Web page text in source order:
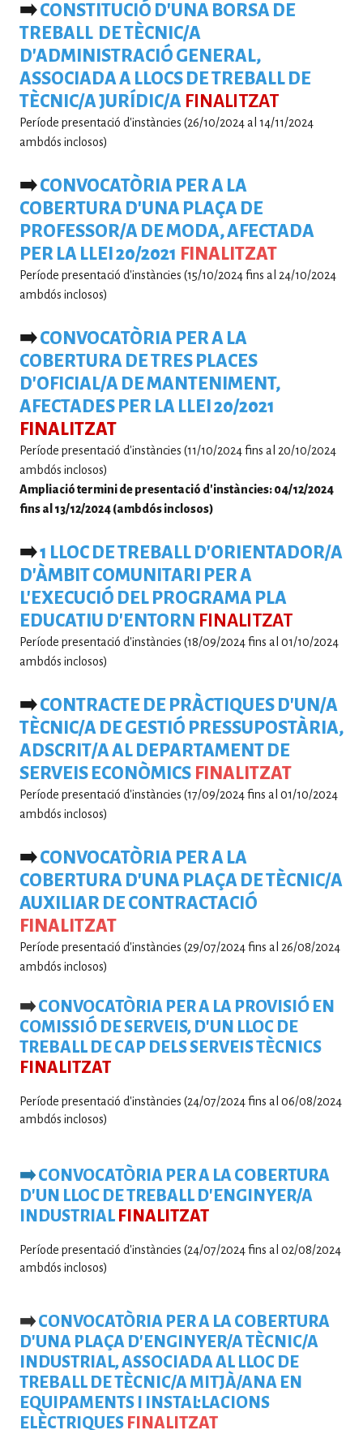
➡️CONSTITUCIÓ D'UNA BORSA DE
TREBALL DE TÈCNIC/A
D'ADMINISTRACIÓ GENERAL,
ASSOCIADA A LLOCS DE TREBALL DE
TÈCNIC/A JURÍDIC/A FINALITZAT
Període presentació d'instàncies (26/10/2024 al 14/11/2024
ambdós inclosos)
➡️CONVOCATÒRIA PER A LA
COBERTURA D'UNA PLAÇA DE
PROFESSOR/A DE MODA, AFECTADA
PER LA LLEI 20/2021 FINALITZAT
Període presentació d'instàncies (15/10/2024 fins al 24/10/2024
ambdós inclosos)
➡️CONVOCATÒRIA PER A LA
COBERTURA DE TRES PLACES
D'OFICIAL/A DE MANTENIMENT,
AFECTADES PER LA LLEI 20/2021
FINALITZAT
Període presentació d'instàncies (11/10/2024 fins al 20/10/2024
ambdós inclosos)
Ampliació termini de presentació d'instàncies: 04/12/2024
fins al 13/12/2024 (ambdós inclosos)
➡️1 LLOC DE TREBALL D'ORIENTADOR/A
D'ÀMBIT COMUNITARI PER A
L'EXECUCIÓ DEL PROGRAMA PLA
EDUCATIU D'ENTORN FINALITZAT
Període presentació d'instàncies (18/09/2024 fins al 01/10/2024
ambdós inclosos)
➡️CONTRACTE DE PRÀCTIQUES D'UN/A
TÈCNIC/A DE GESTIÓ PRESSUPOSTÀRIA,
ADSCRIT/A AL DEPARTAMENT DE
SERVEIS ECONÒMICS FINALITZAT
Període presentació d'instàncies (17/09/2024 fins al 01/10/2024
ambdós inclosos)
➡️CONVOCATÒRIA PER A LA
COBERTURA D'UNA PLAÇA DE TÈCNIC/A
AUXILIAR DE CONTRACTACIÓ
FINALITZAT
Període presentació d'instàncies (29/07/2024 fins al 26/08/2024
ambdós inclosos)
➡️CONVOCATÒRIA PER A LA PROVISIÓ EN
COMISSIÓ DE SERVEIS, D'UN LLOC DE
TREBALL DE CAP DELS SERVEIS TÈCNICS
FINALITZAT
Període presentació d'instàncies (24/07/2024 fins al 06/08/2024
ambdós inclosos)
➡️CONVOCATÒRIA PER A LA COBERTURA
D'UN LLOC DE TREBALL D'ENGINYER/A
INDUSTRIAL FINALITZAT
Període presentació d'instàncies (24/07/2024 fins al 02/08/2024
ambdós inclosos)
➡️CONVOCATÒRIA PER A LA COBERTURA
D'UNA PLAÇA D'ENGINYER/A TÈCNIC/A
INDUSTRIAL, ASSOCIADA AL LLOC DE
TREBALL DE TÈCNIC/A MITJÀ/ANA EN
EQUIPAMENTS I INSTAL·LACIONS
ELÈCTRIQUES FINALITZAT